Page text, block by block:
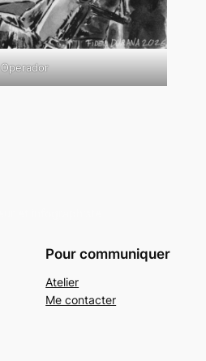
Operador
Pour communiquer
Atelier
Me contacter